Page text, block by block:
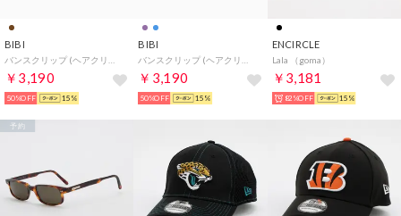
BIBI
￥3,190
50%OFF 15%
BIBI
￥3,190
50%OFF 15%
ENCIRCLE
Lala （goma）
￥3,181
82%OFF 15%
予約